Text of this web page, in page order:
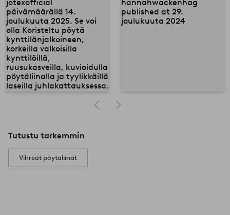
Tutustu tarkemmin
Vihreät pöytäliinat